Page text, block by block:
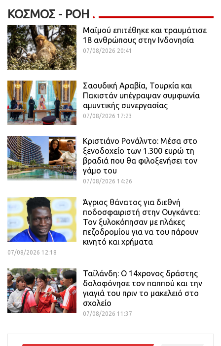
ΚΌΣΜΟΣ - ΡΟΗ
Μαϊμού επιτέθηκε και τραυμάτισε
18 ανθρώπους στην Ινδονησία
07/08/2026 20:41
Σαουδική Αραβία, Τουρκία και
Πακιστάν υπέγραψαν συμφωνία
αμυντικής συνεργασίας
07/08/2026 17:23
Κριστιάνο Ρονάλντο: Μέσα στο
ξενοδοχείο των 1.300 ευρώ τη
βραδιά που θα φιλοξενήσει τον
γάμο του
07/08/2026 14:26
Άγριος θάνατος για διεθνή
ποδοσφαιριστή στην Ουγκάντα:
Τον ξυλοκόπησαν με πλάκες
πεζοδρομίου για να του πάρουν
κινητό και χρήματα
07/08/2026 12:18
Ταϊλάνδη: Ο 14χρονος δράστης
δολοφόνησε τον παππού και την
γιαγιά του πριν το μακελειό στο
σχολείο
07/08/2026 11:37